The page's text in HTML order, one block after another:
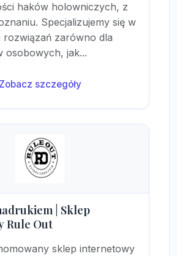
haków holowniczych, z
Specjalizujemy się w
rozwiązań zarówno dla
osobowych, jak...
Zobacz szczegóły
| Sklep
Rule Out
sklep internetowy